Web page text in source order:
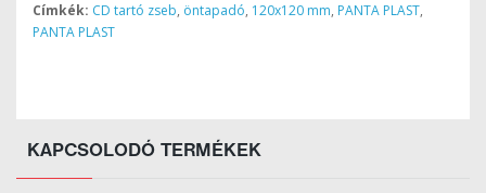
Címkék: CD tartó zseb, öntapadó, 120x120 mm, PANTA PLAST,
PANTA PLAST
KAPCSOLODÓ TERMÉKEK